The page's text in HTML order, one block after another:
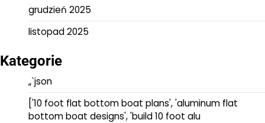
grudzień 2025
listopad 2025
Kategorie
„`json
['10 foot flat bottom boat plans', 'aluminum flat
bottom boat designs', 'build 10 foot alu